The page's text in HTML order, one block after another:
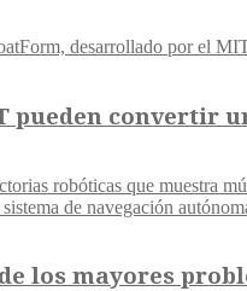
pueden convertir
los mayores